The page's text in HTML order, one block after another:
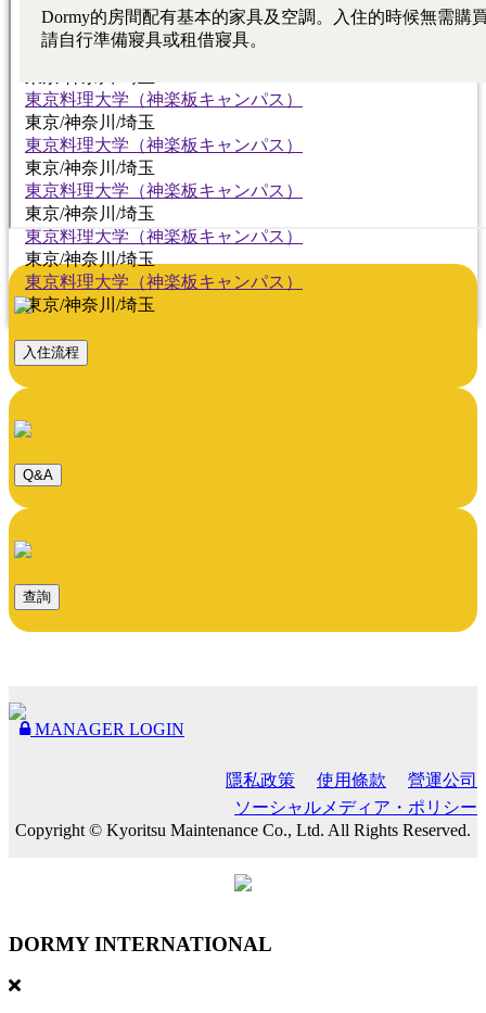
東京料理大学（神楽板キャンパス）
東京/神奈川/埼玉
東京料理大学（神楽板キャンパス）
東京料理大学（神楽板キャンパス）
東京/神奈川/埼玉
東京料理大学（神楽板キャンパス）
東京/神奈川/埼玉
東京料理大学（神楽板キャンパス）
東京/神奈川/埼玉
東京料理大学（神楽板キャンパス）
東京/神奈川/埼玉
東京料理大学（神楽板キャンパス）
東京/神奈川/埼玉
入住流程
Q&A
查詢
MANAGER LOGIN
隱私政策 使用條款
營運公司
ソーシャルメディア・ポリシー
Copyright © Kyoritsu Maintenance Co., Ltd. All Rights Reserved.
DORMY INTERNATIONAL